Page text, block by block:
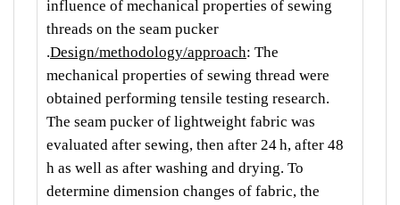
influence of mechanical properties of sewing
threads on the seam pucker
.Design/methodology/approach: The
mechanical properties of sewing thread were
obtained performing tensile testing research.
The seam pucker of lightweight fabric was
evaluated after sewing, then after 24 h, after 48
h as well as after washing and drying. To
determine dimension changes of fabric, the